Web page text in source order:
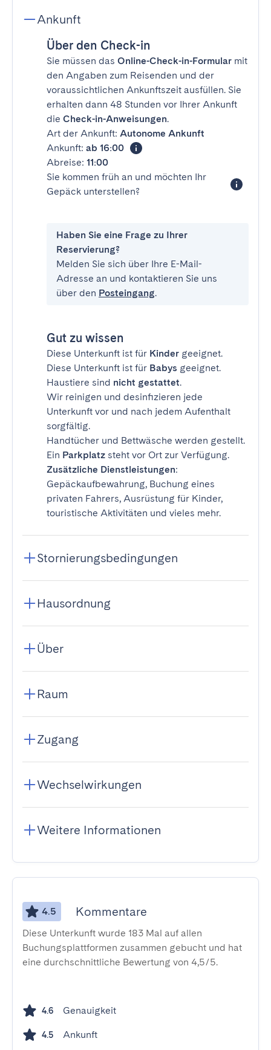
Ankunft
Über den Check-in
Sie müssen das Online-Check-in-Formular mit
den Angaben zum Reisenden und der
voraussichtlichen Ankunftszeit ausfüllen. Sie
erhalten dann 48 Stunden vor Ihrer Ankunft
die Check-in-Anweisungen.
Art der Ankunft: Autonome Ankunft
Ankunft: ab 16:00
Abreise: 11:00
Sie kommen früh an und möchten Ihr
Gepäck unterstellen?
Haben Sie eine Frage zu Ihrer
Reservierung?
Melden Sie sich über Ihre E-Mail-
Adresse an und kontaktieren Sie uns
über den Posteingang.
Gut zu wissen
Diese Unterkunft ist für Kinder geeignet.
Diese Unterkunft ist für Babys geeignet.
Haustiere sind nicht gestattet.
Wir reinigen und desinfizieren jede
Unterkunft vor und nach jedem Aufenthalt
sorgfältig.
Handtücher und Bettwäsche werden gestellt.
Ein Parkplatz steht vor Ort zur Verfügung.
Zusätzliche Dienstleistungen:
Gepäckaufbewahrung, Buchung eines
privaten Fahrers, Ausrüstung für Kinder,
touristische Aktivitäten und vieles mehr.
Stornierungsbedingungen
Hausordnung
Über
Raum
Zugang
Wechselwirkungen
Weitere Informationen
4.5 Kommentare
Diese Unterkunft wurde 183 Mal auf allen
Buchungsplattformen zusammen gebucht und hat
eine durchschnittliche Bewertung von 4,5/5.
4.6 Genauigkeit
4.5 Ankunft